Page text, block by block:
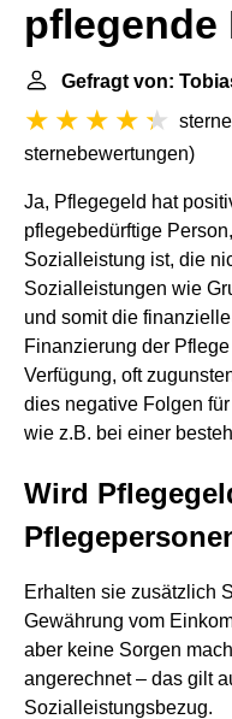
pflegende
Gefragt von:
sternebewertungen)
Ja, Pflegegeld hat
pflegebedürftige
Sozialleistung ist, die
Sozialleistungen wie
und somit die
Finanzierung der
Verfügung, oft
dies negative Folgen
wie z.B. bei einer
Wird
Erhalten sie zusätzlich
Gewährung vom
aber keine Sorgen
angerechnet – das gilt
Sozialleistungsbezug.